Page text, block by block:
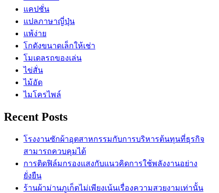
แคปชั่น
แปลภาษาญี่ปุ่น
แพ้ง่าย
โกดังขนาดเล็กให้เช่า
โมเดลรถของเล่น
ไข่สั่น
ไม้อัด
ไมโครไพล์
Recent Posts
โรงงานซักผ้าอุตสาหกรรมกับการบริหารต้นทุนที่ธุรกิจ
สามารถควบคุมได้
การติดฟิล์มกรองแสงกับแนวคิดการใช้พลังงานอย่าง
ยั่งยืน
ร้านผ้าม่านภูเก็ตไม่เพียงเน้นเรื่องความสวยงามเท่านั้น